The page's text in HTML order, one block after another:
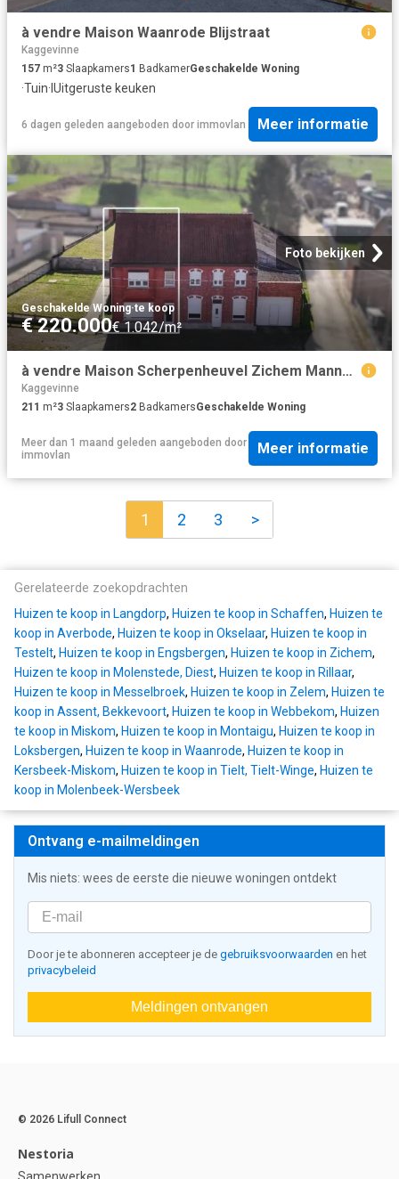
à vendre Maison Waanrode Blijstraat
Kaggevinne
157 m²3 Slaapkamers1 BadkamerGeschakelde Woning
·Tuin· IUitgeruste keuken
6 dagen geleden aangeboden door immovlan Meer informatie
Foto bekijken
Geschakelde Woning·te koop
€ 220.000€ 1.042/m²
à vendre Maison Scherpenheuvel Zichem Mannenberg
Kaggevinne
211 m²3 Slaapkamers2 BadkamersGeschakelde Woning
Meer dan 1 maand geleden aangeboden door
immovlan
Meer informatie
1 2 3 >
Gerelateerde zoekopdrachten
Huizen te koop in Langdorp, Huizen te koop in Schaffen, Huizen te
koop in Averbode, Huizen te koop in Okselaar, Huizen te koop in
Testelt, Huizen te koop in Engsbergen, Huizen te koop in Zichem,
Huizen te koop in Molenstede, Diest, Huizen te koop in Rillaar,
Huizen te koop in Messelbroek, Huizen te koop in Zelem, Huizen te
koop in Assent, Bekkevoort, Huizen te koop in Webbekom, Huizen
te koop in Miskom, Huizen te koop in Montaigu, Huizen te koop in
Loksbergen, Huizen te koop in Waanrode, Huizen te koop in
Kersbeek-Miskom, Huizen te koop in Tielt, Tielt-Winge, Huizen te
koop in Molenbeek-Wersbeek
Ontvang e-mailmeldingen
Mis niets: wees de eerste die nieuwe woningen ontdekt
Door je te abonneren accepteer je de gebruiksvoorwaarden en het
privacybeleid
Meldingen ontvangen
© 2026 Lifull Connect
Nestoria